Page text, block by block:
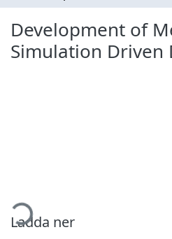
Development of
Simulation Driven
Ladda ner